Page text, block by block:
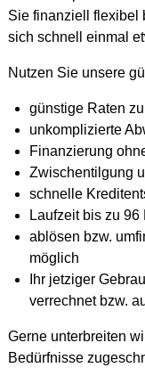
Sie finanziell flexibel
sich schnell einmal
Nutzen Sie unsere
günstige Raten
unkomplizierte
Finanzierung
Zwischentilgung
schnelle
Laufzeit bis zu 96
ablösen bzw.
möglich
Ihr jetziger
verrechnet bzw.
Gerne unterbreiten
Bedürfnisse